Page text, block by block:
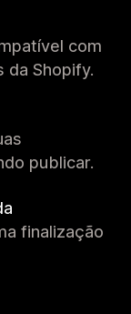
com
da Shopify.
publicar.
finalização